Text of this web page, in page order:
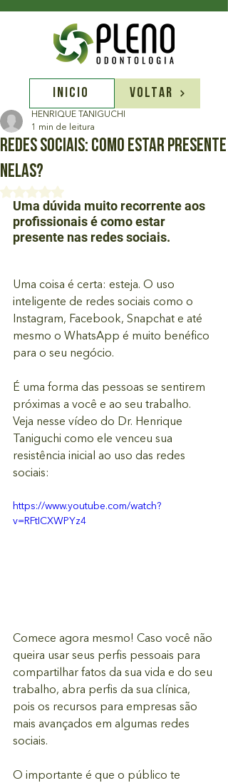
INÍCIO VOLTAR
Redes Sociais: como estar presente
nelas?
HENRIQUE TANIGUCHI
1 min de leitura
Avaliado com NaN de 5 estrelas.
Uma dúvida muito recorrente aos
profissionais é como estar
presente nas redes sociais.
Uma coisa é certa: esteja. O uso
inteligente de redes sociais como o
Instagram, Facebook, Snapchat e até
mesmo o WhatsApp é muito benéfico
para o seu negócio.
É uma forma das pessoas se sentirem
próximas a você e ao seu trabalho.
Veja nesse vídeo do Dr. Henrique
Taniguchi como ele venceu sua
resistência inicial ao uso das redes
sociais:
https://www.youtube.com/watch?
v=RFtICXWPYz4
Comece agora mesmo! Caso você não
queira usar seus perfis pessoais para
compartilhar fatos da sua vida e do seu
trabalho, abra perfis da sua clínica,
pois os recursos para empresas são
mais avançados em algumas redes
sociais.
O importante é que o público te